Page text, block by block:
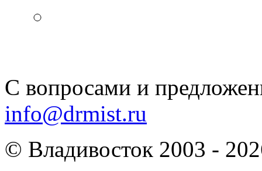
С вопросами и
info@drmist.ru
© Владивосток 2003 -